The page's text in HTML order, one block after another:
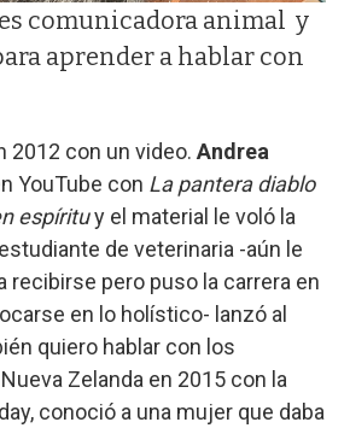
comunicadora animal y
aprender a hablar con
2012 con un video. Andrea
YouTube con La pantera diablo
espírituy el material le voló la
de veterinaria -aún le
recibirse pero puso la carrera en
en lo holístico- lanzó al
quiero hablar con los
Zelanda en 2015 con la
conoció a una mujer que daba